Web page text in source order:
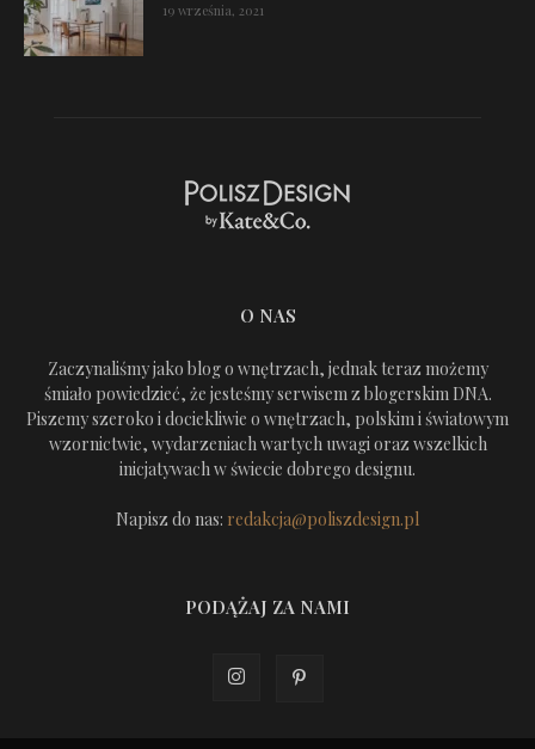
19 września, 2021
O NAS
Zaczynaliśmy jako blog o wnętrzach, jednak teraz możemy
śmiało powiedzieć, że jesteśmy serwisem z blogerskim DNA.
Piszemy szeroko i dociekliwie o wnętrzach, polskim i światowym
wzornictwie, wydarzeniach wartych uwagi oraz wszelkich
inicjatywach w świecie dobrego designu.
Napisz do nas: redakcja@poliszdesign.pl
PODĄŻAJ ZA NAMI